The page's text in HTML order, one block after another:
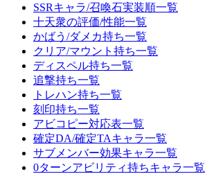
SSRキャラ/召喚石実装順一覧
十天衆の評価/性能一覧
かばう/ダメカ持ち一覧
クリア/マウント持ち一覧
ディスペル持ち一覧
追撃持ち一覧
トレハン持ち一覧
刻印持ち一覧
アビコピー対応表一覧
確定DA/確定TAキャラ一覧
サブメンバー効果キャラ一覧
0ターンアビリティ持ちキャラ一覧